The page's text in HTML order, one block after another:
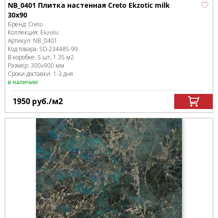
NB_0401 Плитка настенная Creto Ekzotic milk
30х90
Бренд: Creto
Коллекция: Ekzotic
Артикул: NB_0401
Код товара: SD-234485-99
В коробке: 5 шт, 1.35 м2
Размер: 300x900 мм
Сроки доставки: 1-3 дня
в наличии
1950 руб./м2